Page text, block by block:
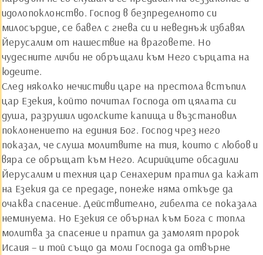
идолопоклонство. Господ в безпределното си
милосърдие, се бавел с гнева си и неведнъж избавял
Йерусалим от нашествие на враговете. Но
чудесните личби не обръщали към Него сърцата на
юдеите.
След няколко нечистиви царе на престола встъпил
цар Езекия, който почитал Господа от цялата си
душа, разрушил идолските капища и възстановил
поклонението на единия Бог. Господ чрез него
показал, че слуша молитвите на тия, които с любов и
вяра се обръщат към Него. Асирийците обсадили
Йерусалим и техния цар Сенахерим пратил да кажат
на Езекия да се предаде, понеже няма откъде да
очаква спасение. Действително, гибелта се показала
неминуема. Но Езекия се обърнал към Бога с топла
молитва за спасение и пратил да замолят пророк
Исаия – и той също да моли Господа да отвърне